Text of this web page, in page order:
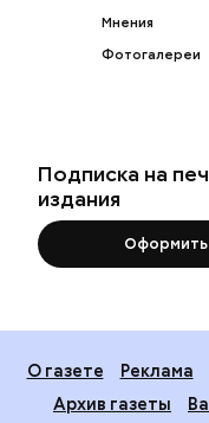
Мнения
Фотогалереи
Подписка на
издания
Оформить
О газете Реклама
Архив газеты